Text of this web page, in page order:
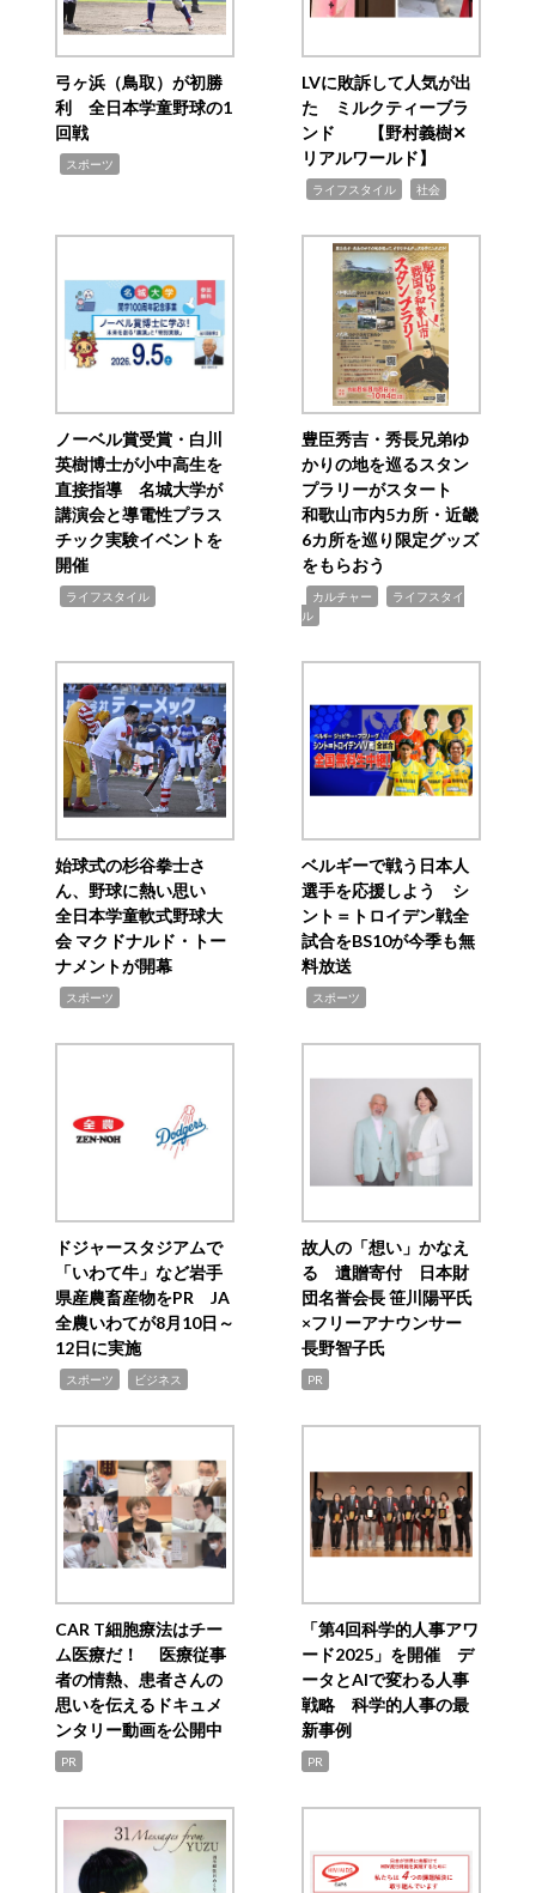
弓ヶ浜（鳥取）が初勝
利 全日本学童野球の1
回戦
スポーツ
LVに敗訴して人気が出
た ミルクティーブラ
ンド 【野村義樹✕
リアルワールド】
ライフスタイル 社会
ノーベル賞受賞・白川
英樹博士が小中高生を
直接指導 名城大学が
講演会と導電性プラス
チック実験イベントを
開催
ライフスタイル
豊臣秀吉・秀長兄弟ゆ
かりの地を巡るスタン
プラリーがスタート
和歌山市内5カ所・近畿
6カ所を巡り限定グッズ
をもらおう
カルチャー
ライフスタイ
ル
始球式の杉谷拳士さ
ん、野球に熱い思い
全日本学童軟式野球大
会 マクドナルド・トー
ナメントが開幕
スポーツ
ベルギーで戦う日本人
選手を応援しよう シ
ント＝トロイデン戦全
試合をBS10が今季も無
料放送
スポーツ
ドジャースタジアムで
「いわて牛」など岩手
県産農畜産物をPR JA
全農いわてが8月10日～
12日に実施
スポーツ ビジネス
故人の「想い」かなえ
る 遺贈寄付 日本財
団名誉会長 笹川陽平氏
×フリーアナウンサー
長野智子氏
PR
CAR T細胞療法はチー
ム医療だ！ 医療従事
者の情熱、患者さんの
思いを伝えるドキュメ
ンタリー動画を公開中
PR
「第4回科学的人事アワ
ード2025」を開催 デ
ータとAIで変わる人事
戦略 科学的人事の最
新事例
PR